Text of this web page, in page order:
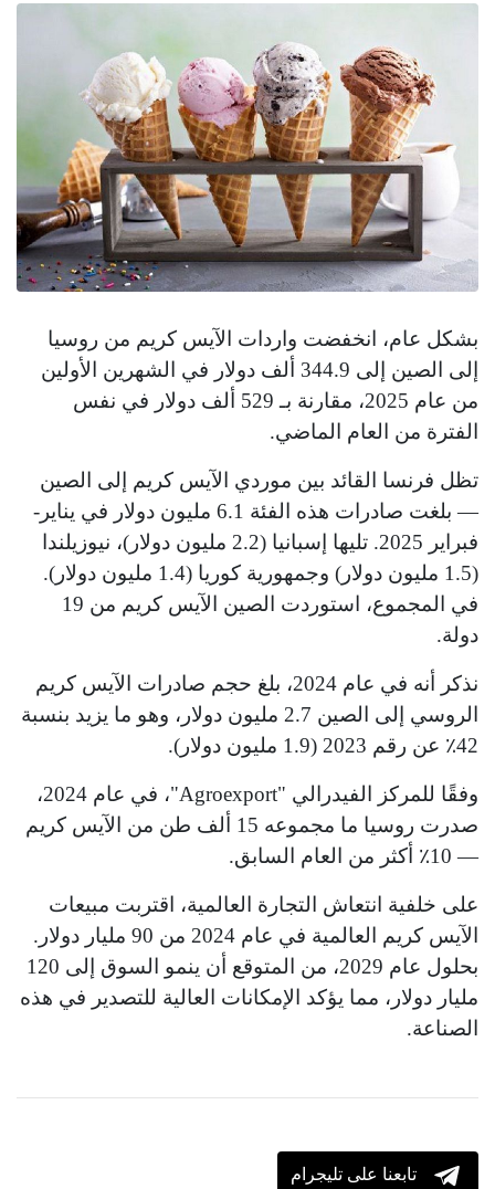
بشكل عام، انخفضت واردات الآيس كريم من روسيا
إلى الصين إلى 344.9 ألف دولار في الشهرين الأولين
من عام 2025، مقارنة بـ 529 ألف دولار في نفس
الفترة من العام الماضي.
تظل فرنسا القائد بين موردي الآيس كريم إلى الصين
— بلغت صادرات هذه الفئة 6.1 مليون دولار في يناير-
فبراير 2025. تليها إسبانيا (2.2 مليون دولار)، نيوزيلندا
(1.5 مليون دولار) وجمهورية كوريا (1.4 مليون دولار).
في المجموع، استوردت الصين الآيس كريم من 19
دولة.
نذكر أنه في عام 2024، بلغ حجم صادرات الآيس كريم
الروسي إلى الصين 2.7 مليون دولار، وهو ما يزيد بنسبة
42٪ عن رقم 2023 (1.9 مليون دولار).
وفقًا للمركز الفيدرالي "Agroexport"، في عام 2024،
صدرت روسيا ما مجموعه 15 ألف طن من الآيس كريم
— 10٪ أكثر من العام السابق.
على خلفية انتعاش التجارة العالمية، اقتربت مبيعات
الآيس كريم العالمية في عام 2024 من 90 مليار دولار.
بحلول عام 2029، من المتوقع أن ينمو السوق إلى 120
مليار دولار، مما يؤكد الإمكانات العالية للتصدير في هذه
الصناعة.
تابعنا على تليجرام